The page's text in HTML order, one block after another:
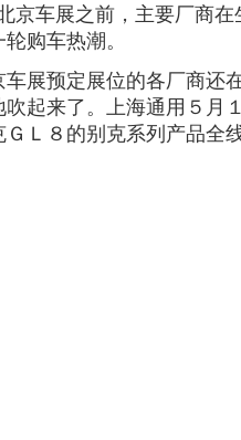
京车展之前，主要厂商
购车热潮。
预定展位的各厂商还
吹起来了。上海通用５月
ＧＬ８的别克系列产品全